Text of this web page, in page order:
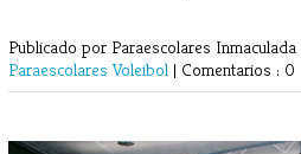
Publicado por Paraescolares Inmaculada
Paraescolares Voleibol | Comentarios : 0